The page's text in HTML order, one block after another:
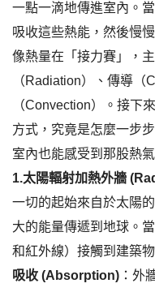
一點一滴地傳進室內。
吸收這些熱能，然後慢
像熱量在「接力賽」，
（Radiation）、傳導（
（Convection）。接下
方式，究竟是怎麼一步
室內也能感受到那股熱氣
1.太陽輻射加熱外牆
一切的起始來自於太陽
大的能量傳遞到地球。
和紅外線）接觸到建築
吸收 (Absorption) ：外